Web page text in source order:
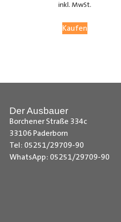
Citroen Berlingo
Dachverkleidung, Dacia Dokker
Dachverkleidung, Fiat Fiorino
Dachverkleidung, Ford Custom
Dachverkleidung, MAN TGE
Dachverkleidung, Opel Combo
inkl. MwSt.
Kaufen
Der Ausbauer
Borchener Straße 334c
33106 Paderborn
Tel: 05251/29709-90
WhatsApp: 05251/29709-90